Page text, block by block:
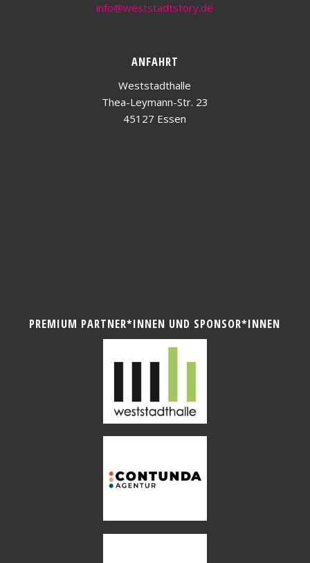
info@weststadtstory.de
ANFAHRT
Weststadthalle
Thea-Leymann-Str. 23
45127 Essen
PREMIUM PARTNER*INNEN UND SPONSOR*INNEN